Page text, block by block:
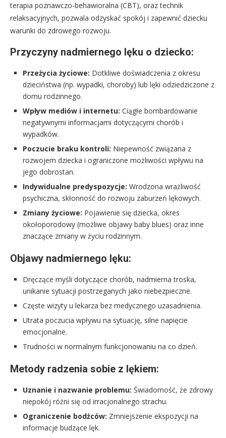
terapia poznawczo-behawioralna (CBT), oraz technik
relaksacyjnych, pozwala odzyskać spokój i zapewnić dziecku
warunki do zdrowego rozwoju.
Przyczyny nadmiernego lęku o dziecko:
Przeżycia życiowe: Dotkliwe doświadczenia z okresu
dzieciństwa (np. wypadki, choroby) lub lęki odziedziczone z
domu rodzinnego.
Wpływ mediów i internetu: Ciągłe bombardowanie
negatywnymi informacjami dotyczącymi chorób i
wypadków.
Poczucie braku kontroli: Niepewność związana z
rozwojem dziecka i ograniczone możliwości wpływu na
jego dobrostan.
Indywidualne predyspozycje: Wrodzona wrażliwość
psychiczna, skłonność do rozwoju zaburzeń lękowych.
Zmiany życiowe: Pojawienie się dziecka, okres
okołoporodowy (możliwe objawy baby blues) oraz inne
znaczące zmiany w życiu rodzinnym.
Objawy nadmiernego lęku:
Dręczące myśli dotyczące chorób, nadmierna troska,
unikanie sytuacji postrzeganych jako niebezpieczne.
Częste wizyty u lekarza bez medycznego uzasadnienia.
Utrata poczucia wpływu na sytuację, silne napięcie
emocjonalne.
Trudności w normalnym funkcjonowaniu na co dzień.
Metody radzenia sobie z lękiem:
Uznanie i nazwanie problemu: Świadomość, że zdrowy
niepokój różni się od irracjonalnego strachu.
Ograniczenie bodźców: Zmniejszenie ekspozycji na
informacje budzące lęk.